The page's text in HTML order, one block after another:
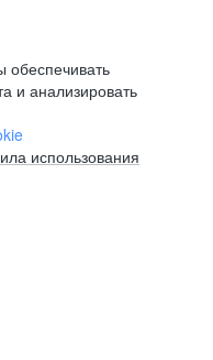
и анализировать
использования